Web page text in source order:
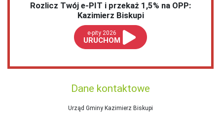
Rozlicz Twój e-PIT i przekaż 1,5% na OPP:
Kazimierz Biskupi
e-pity 2026
URUCHOM
Dane kontaktowe
Urząd Gminy Kazimierz Biskupi